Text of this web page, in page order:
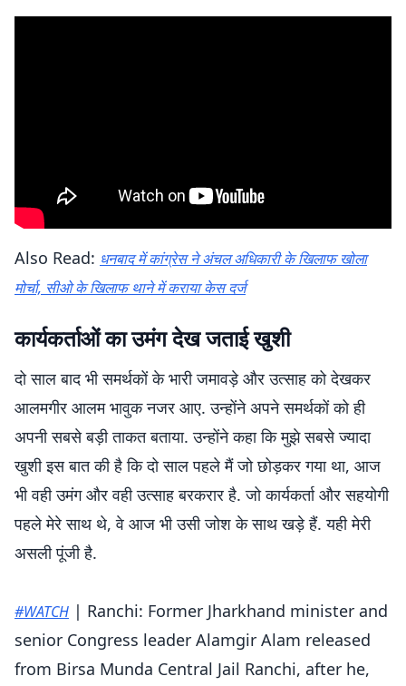
Also Read: धनबाद में कांग्रेस ने अंचल अधिकारी के खिलाफ खोला
मोर्चा, सीओ के खिलाफ थाने में कराया केस दर्ज
कार्यकर्ताओं का उमंग देख जताई खुशी
दो साल बाद भी समर्थकों के भारी जमावड़े और उत्साह को देखकर
आलमगीर आलम भावुक नजर आए. उन्होंने अपने समर्थकों को ही
अपनी सबसे बड़ी ताकत बताया. उन्होंने कहा कि मुझे सबसे ज्यादा
खुशी इस बात की है कि दो साल पहले मैं जो छोड़कर गया था, आज
भी वही उमंग और वही उत्साह बरकरार है. जो कार्यकर्ता और सहयोगी
पहले मेरे साथ थे, वे आज भी उसी जोश के साथ खड़े हैं. यही मेरी
असली पूंजी है.
#WATCH | Ranchi: Former Jharkhand minister and
senior Congress leader Alamgir Alam released
from Birsa Munda Central Jail Ranchi, after he,